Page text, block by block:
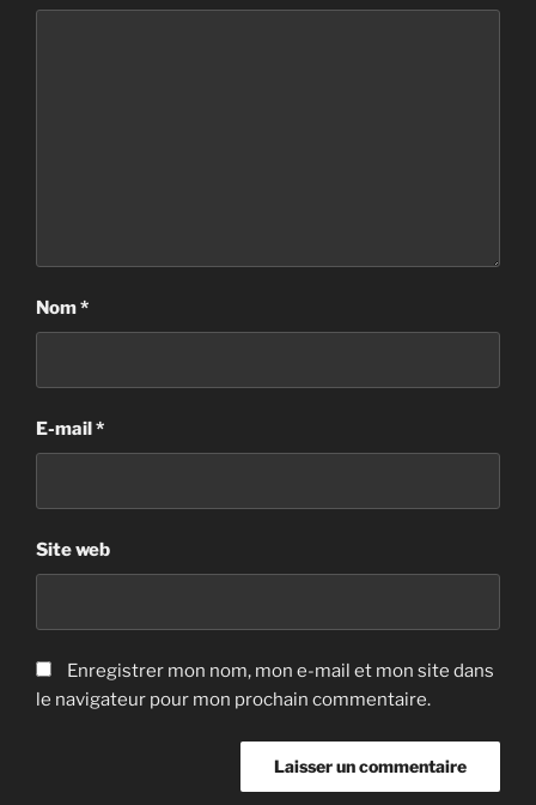
Nom*
E-mail*
Site web
Enregistrer mon nom, mon e-mail et mon site dans
le navigateur pour mon prochain commentaire.